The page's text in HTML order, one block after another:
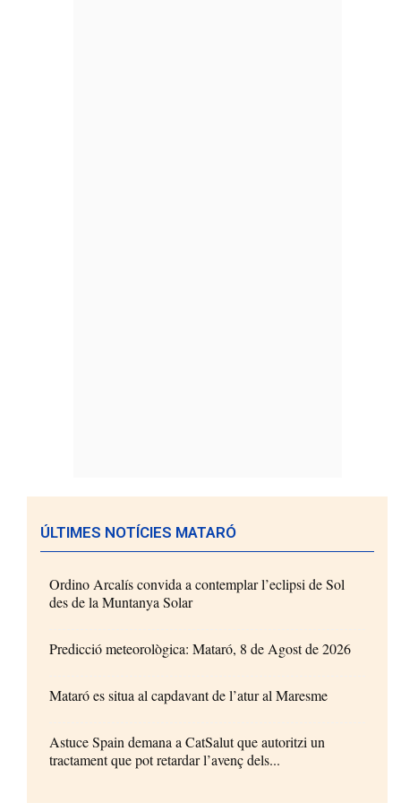
ÚLTIMES NOTÍCIES MATARÓ
Ordino Arcalís convida a contemplar l’eclipsi de Sol
des de la Muntanya Solar
Predicció meteorològica: Mataró, 8 de Agost de 2026
Mataró es situa al capdavant de l’atur al Maresme
Astuce Spain demana a CatSalut que autoritzi un
tractament que pot retardar l’avenç dels...